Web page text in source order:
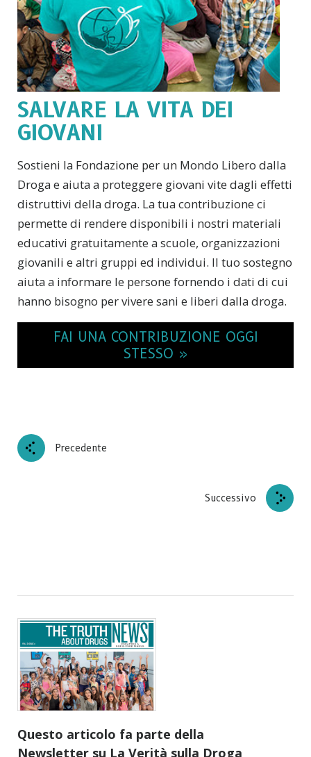
SALVARE LA VITA DEI
GIOVANI
Sostieni la Fondazione per un Mondo Libero dalla
Droga e aiuta a proteggere giovani vite dagli effetti
distruttivi della droga. La tua contribuzione ci
permette di rendere disponibili i nostri materiali
educativi gratuitamente a scuole, organizzazioni
giovanili e altri gruppi ed individui. Il tuo sostegno
aiuta a informare le persone fornendo i dati di cui
hanno bisogno per vivere sani e liberi dalla droga.
FAI UNA CONTRIBUZIONE OGGI
STESSO »
Precedente
Successivo
Questo articolo fa parte della
Newsletter su La Verità sulla Droga